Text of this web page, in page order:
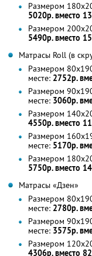
Размером
5020р. вместо
Размером
5490р. вместо
Матрасы Roll (в
Размером
месте: 2752р.
Размером
месте: 3060р.
Размером
4550р. вместо
Размером
месте: 5170р.
Размером
5750р. вместо
Матрасы «Дзен»
Размером
месте: 2780р.
Размером
месте: 3575р.
Размером
4306р. вместо